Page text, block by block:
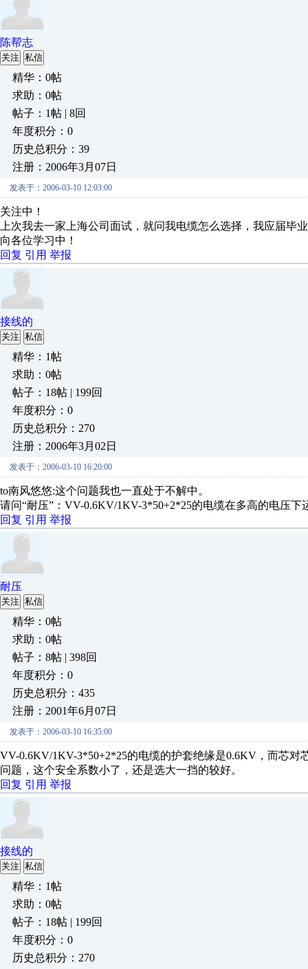
陈帮志
关注 私信
精华：0帖
求助：0帖
帖子：1帖 | 8回
年度积分：0
历史总积分：39
注册：2006年3月07日
发表于：2006-03-10 12:03:00
关注中！
上次我去一家上海公司面试，就问我电缆怎么选择，我应届毕
向各位学习中！
回复 引用 举报
接线的
关注 私信
精华：1帖
求助：0帖
帖子：18帖 | 199回
年度积分：0
历史总积分：270
注册：2006年3月02日
发表于：2006-03-10 16:20:00
to南风悠悠:这个问题我也一直处于不解中。
请问“耐压”：VV-0.6KV/1KV-3*50+2*25的电缆在多高的电压
回复 引用 举报
耐压
关注 私信
精华：0帖
求助：0帖
帖子：8帖 | 398回
年度积分：0
历史总积分：435
注册：2001年6月07日
发表于：2006-03-10 16:35:00
VV-0.6KV/1KV-3*50+2*25的电缆的护套绝缘是0.6KV，而芯
问题，这个安全系数小了，还是选大一挡的较好。
回复 引用 举报
接线的
关注 私信
精华：1帖
求助：0帖
帖子：18帖 | 199回
年度积分：0
历史总积分：270